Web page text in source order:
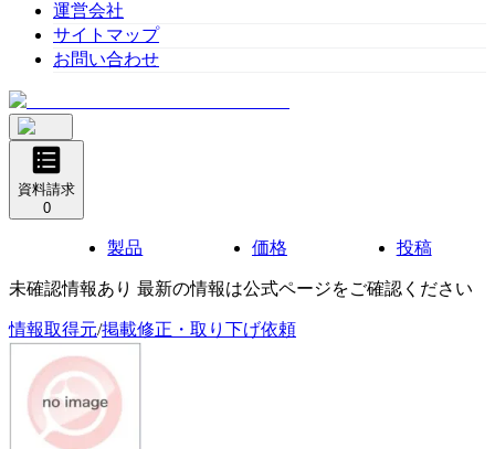
運営会社
サイトマップ
お問い合わせ
資料請求
0
製品 価格 投稿
未確認情報あり 最新の情報は公式ページをご確認ください
情報取得元/掲載修正・取り下げ依頼